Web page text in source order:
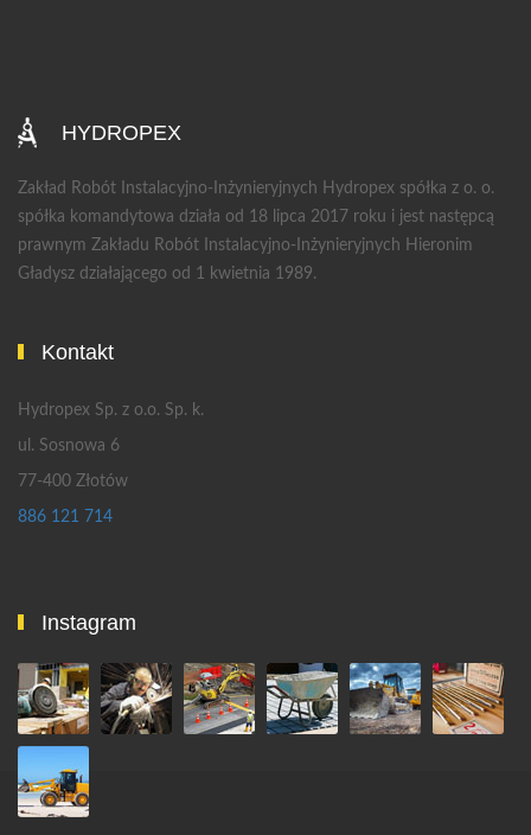
HYDROPEX
Zakład Robót Instalacyjno-Inżynieryjnych Hydropex spółka z o. o.
spółka komandytowa działa od 18 lipca 2017 roku i jest następcą
prawnym Zakładu Robót Instalacyjno-Inżynieryjnych Hieronim
Gładysz działającego od 1 kwietnia 1989.
Kontakt
Hydropex Sp. z o.o. Sp. k.
ul. Sosnowa 6
77-400 Złotów
886 121 714
Instagram